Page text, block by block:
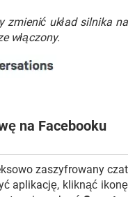
zmienić układ silnika na
włączony.
na Facebooku
zaszyfrowany czat
aplikację, kliknąć ikonę